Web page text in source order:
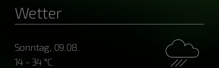
Wetter
Sonntag, 09.08.
14 - 34 °C